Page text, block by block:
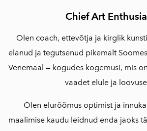
Chief Art
Olen coach, ettevõtja ja kirglik
elanud ja tegutsenud pikemalt
Venemaal — kogudes kogemusi, mis
vaadet elule ja
Olen elurõõmus optimist ja
maalimise kaudu leidnud enda jaoks